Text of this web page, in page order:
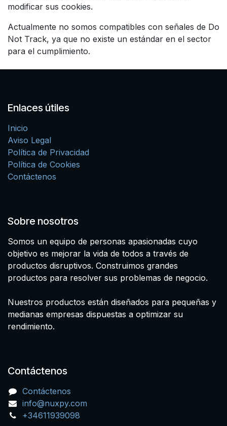
modificar sus cookies.
Actualmente no somos compatibles con señales de Do
Not Track, ya que no existe un estándar en el sector
para el cumplimiento.
Enlaces útiles
Inicio
Aviso Legal
Política de Privacidad
Política de Cookies
Contáctenos
Sobre nosotros
Somos un equipo de personas apasionadas cuyo
objetivo es mejorar la vida de todos a través de
productos disruptivos. Construimos grandes
productos para resolver sus problemas de negocio.
Nuestros productos están diseñados para pequeñas y
medianas empresas dispuestas a optimizar su
rendimiento.
Contáctenos
Contáctenos
info@nuxpy.com
+34611939098